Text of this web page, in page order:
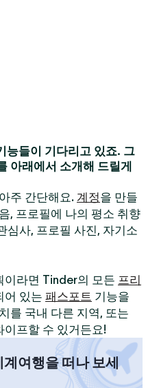
능들이 기다리고 있죠. 그
아래에서 소개해 드릴게
주 간단해요. 계정을 만들
, 프로필에 나의 평소 취향
심사, 프로필 사진, 자기소
이라면 Tinder의 모든 프리
어 있는 패스포트 기능을
를 국내 다른 지역, 또는
이프할 수 있거든요!
여행을 떠나 보세